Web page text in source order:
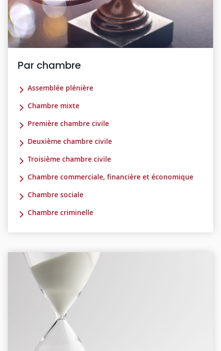
Par chambre
Assemblée plénière
Chambre mixte
Première chambre civile
Deuxième chambre civile
Troisième chambre civile
Chambre commerciale, financière et économique
Chambre sociale
Chambre criminelle